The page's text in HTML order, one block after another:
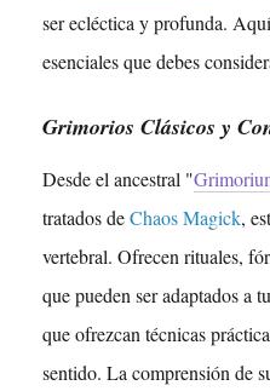
ser ecléctica y profunda.
esenciales que debes
Grimorios Clásicos y
Desde el ancestral "
tratados deChaos Magick,
vertebral. Ofrecen rituales,
que pueden ser adaptados a tu
que ofrezcan técnicas
sentido. La comprensión de